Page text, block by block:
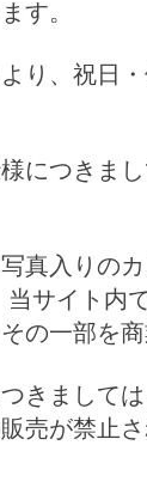
す。
り、祝日
につきま
真入りの
サイト内
の一部を
きまして
売が禁止